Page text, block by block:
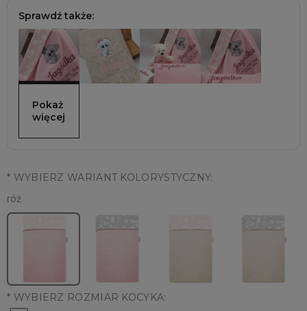
Sprawdź także:
Pokaż
więcej
* WYBIERZ WARIANT KOLORYSTYCZNY:
róż
* WYBIERZ ROZMIAR KOCYKA: